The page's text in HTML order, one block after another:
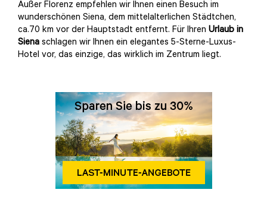
Außer Florenz empfehlen wir Ihnen einen Besuch im
wunderschönen Siena, dem mittelalterlichen Städtchen,
ca.70 km vor der Hauptstadt entfernt. Für Ihren Urlaub in
Siena schlagen wir Ihnen ein elegantes 5-Sterne-Luxus-
Hotel vor, das einzige, das wirklich im Zentrum liegt.